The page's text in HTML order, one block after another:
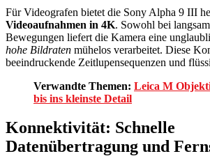
Für Videografen bietet die Sony Alpha 9 III
Videoaufnahmen in 4K. Sowohl bei
Bewegungen liefert die Kamera eine
hohe Bildraten mühelos verarbeitet. Diese
beeindruckende Zeitlupensequenzen und
Verwandte Themen: Leica M
bis ins kleinste Detail
Konnektivität: Schnelle
Datenübertragung und